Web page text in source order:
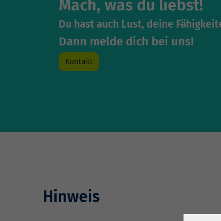
Mach, was du liebst!
Du hast auch Lust, deine
Dann melde dich bei uns!
Kontakt
Hinweis